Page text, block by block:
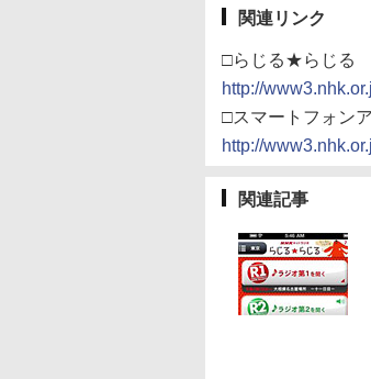
関連リンク
□らじる★らじる
http://
□スマートフォン
http://
関連記事